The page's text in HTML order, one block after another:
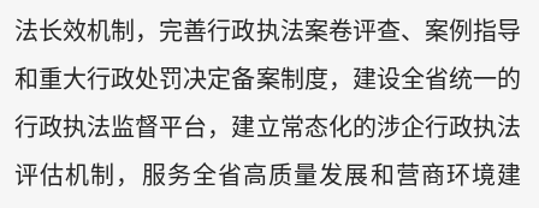
法长效机制，完善行政执法案卷评查、案例指导
和重大行政处罚决定备案制度，建设全省统一的
行政执法监督平台，建立常态化的涉企行政执法
评估机制，服务全省高质量发展和营商环境建